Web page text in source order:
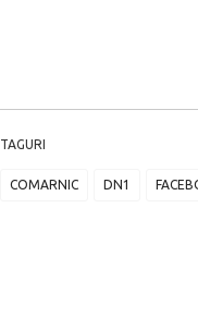
TAGURI
COMARNIC DN1